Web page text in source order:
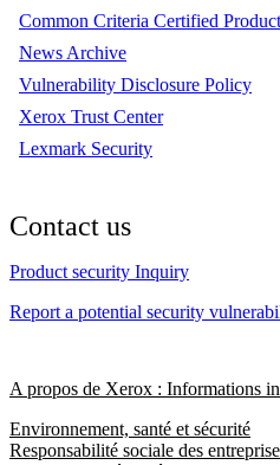
Common Criteria Certified
News Archive
Vulnerability Disclosure Policy
Xerox Trust Center
Lexmark Security
Contact us
Product security Inquiry
Report a potential security
A propos de Xerox : Informations
Environnement, santé et sécurité
Responsabilité sociale des